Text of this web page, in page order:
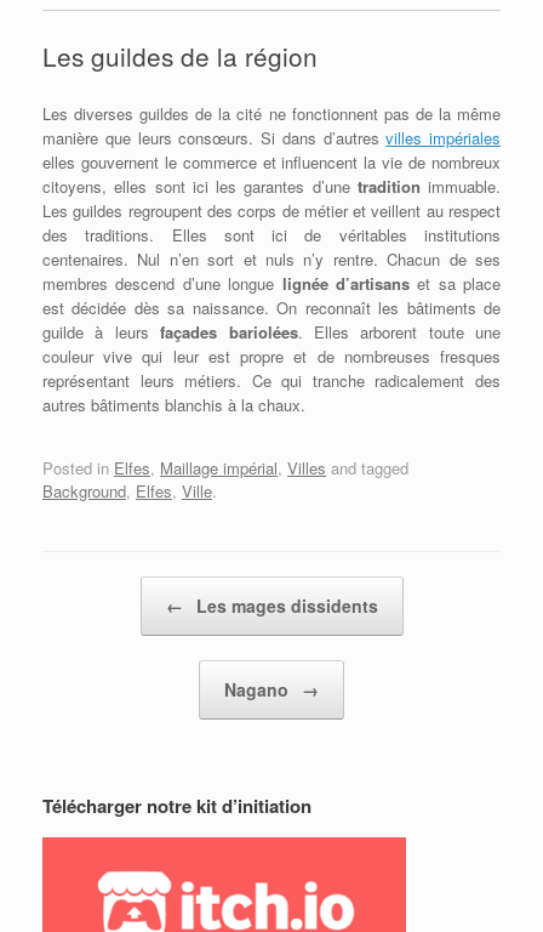
Les guildes de la région
Les diverses guildes de la cité ne fonctionnent pas de la même
manière que leurs consœurs. Si dans d’autresvilles impériales
elles gouvernent le commerce et influencent la vie de nombreux
citoyens, elles sont ici les garantes d’une tradition immuable.
Les guildes regroupent des corps de métier et veillent au respect
des traditions. Elles sont ici de véritables institutions
centenaires. Nul n’en sort et nuls n’y rentre. Chacun de ses
membres descend d’une longue lignée d’artisanset sa place
est décidée dès sa naissance. On reconnaît les bâtiments de
guilde à leursfaçades bariolées. Elles arborent toute une
couleur vive qui leur est propre et de nombreuses fresques
représentant leurs métiers. Ce qui tranche radicalement des
autres bâtiments blanchis à la chaux.
Posted in Elfes, Maillage impérial, Villes and tagged
Background, Elfes, Ville.
← Les mages dissidents
Nagano →
Télécharger notre kit d’initiation